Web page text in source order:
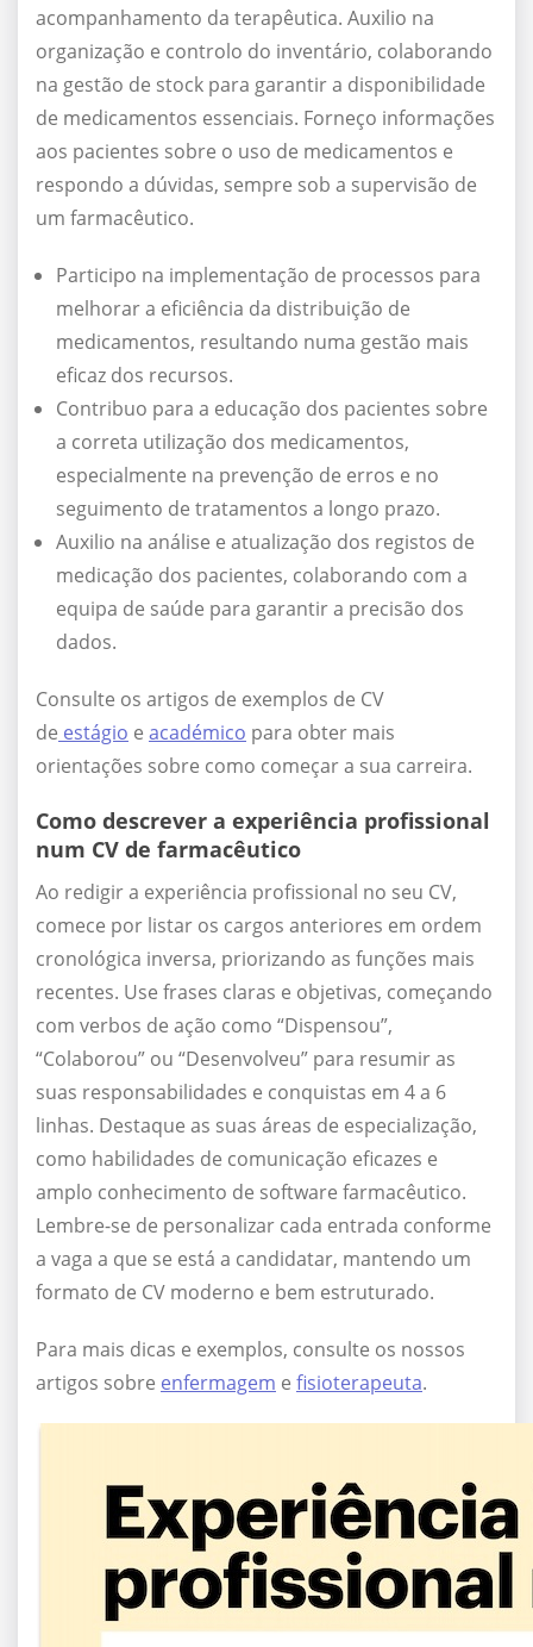
acompanhamento da terapêutica. Auxilio na
organização e controlo do inventário, colaborando
na gestão de stock para garantir a disponibilidade
de medicamentos essenciais. Forneço informações
aos pacientes sobre o uso de medicamentos e
respondo a dúvidas, sempre sob a supervisão de
um farmacêutico.
Participo na implementação de processos para
melhorar a eficiência da distribuição de
medicamentos, resultando numa gestão mais
eficaz dos recursos.
Contribuo para a educação dos pacientes sobre
a correta utilização dos medicamentos,
especialmente na prevenção de erros e no
seguimento de tratamentos a longo prazo.
Auxilio na análise e atualização dos registos de
medicação dos pacientes, colaborando com a
equipa de saúde para garantir a precisão dos
dados.
Consulte os artigos de exemplos de CV
de estágio e académico para obter mais
orientações sobre como começar a sua carreira.
Como descrever a experiência profissional
num CV de farmacêutico
Ao redigir a experiência profissional no seu CV,
comece por listar os cargos anteriores em ordem
cronológica inversa, priorizando as funções mais
recentes. Use frases claras e objetivas, começando
com verbos de ação como “Dispensou”,
“Colaborou” ou “Desenvolveu” para resumir as
suas responsabilidades e conquistas em 4 a 6
linhas. Destaque as suas áreas de especialização,
como habilidades de comunicação eficazes e
amplo conhecimento de software farmacêutico.
Lembre-se de personalizar cada entrada conforme
a vaga a que se está a candidatar, mantendo um
formato de CV moderno e bem estruturado.
Para mais dicas e exemplos, consulte os nossos
artigos sobre enfermagem e fisioterapeuta.